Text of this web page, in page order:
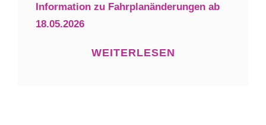
Information zu Fahrplanänderungen ab
18.05.2026
WEITERLESEN